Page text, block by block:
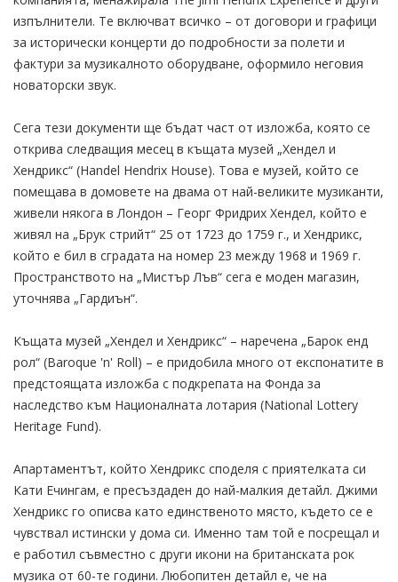
изпълнители. Те включват всичко – от договори и графици
за исторически концерти до подробности за полети и
фактури за музикалното оборудване, оформило неговия
новаторски звук.
Сега тези документи ще бъдат част от изложба, която се
открива следващия месец в къщата музей „Хендел и
Хендрикс“ (Handel Hendrix House). Това е музей, който се
помещава в домовете на двама от най-великите музиканти,
живели някога в Лондон – Георг Фридрих Хендел, който е
живял на „Брук стрийт“ 25 от 1723 до 1759 г., и Хендрикс,
който е бил в сградата на номер 23 между 1968 и 1969 г.
Пространството на „Мистър Лъв“ сега е моден магазин,
уточнява „Гардиън“.
Къщата музей „Хендел и Хендрикс“ – наречена „Барок енд
рол“ (Baroque 'n' Roll) – е придобила много от експонатите в
предстоящата изложба с подкрепата на Фонда за
наследство към Националната лотария (National Lottery
Heritage Fund).
Апартаментът, който Хендрикс споделя с приятелката си
Кати Ечингам, е пресъздаден до най-малкия детайл. Джими
Хендрикс го описва като единственото място, където се е
чувствал истински у дома си. Именно там той е посрещал и
е работил съвместно с други икони на британската рок
музика от 60-те години. Любопитен детайл е, че на